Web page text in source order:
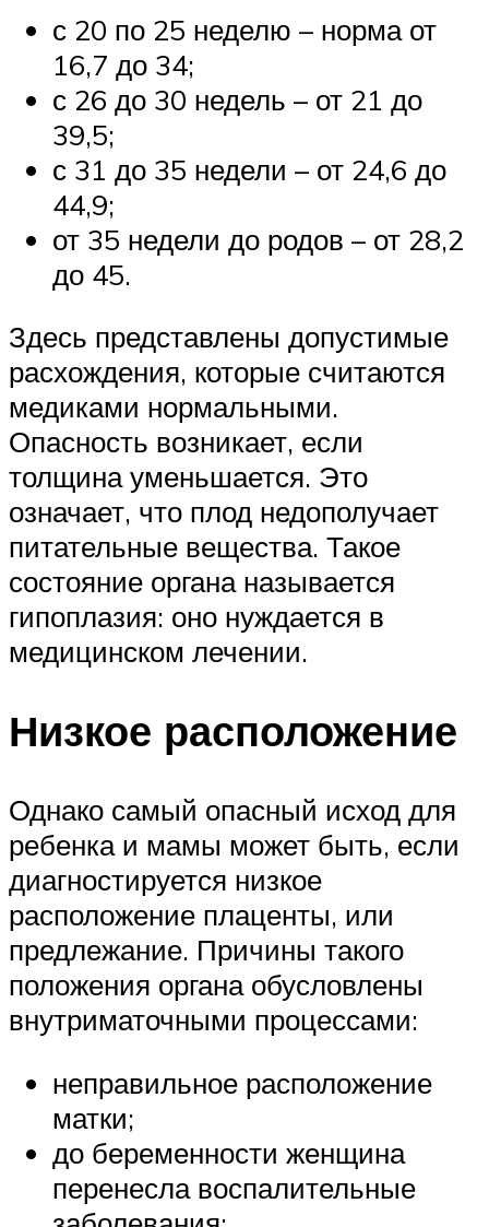
с 20 по 25 неделю – норма от
16,7 до 34;
с 26 до 30 недель – от 21 до
39,5;
с 31 до 35 недели – от 24,6 до
44,9;
от 35 недели до родов – от 28,2
до 45.
Здесь представлены допустимые
расхождения, которые считаются
медиками нормальными.
Опасность возникает, если
толщина уменьшается. Это
означает, что плод недополучает
питательные вещества. Такое
состояние органа называется
гипоплазия: оно нуждается в
медицинском лечении.
Низкое расположение
Однако самый опасный исход для
ребенка и мамы может быть, если
диагностируется низкое
расположение плаценты, или
предлежание. Причины такого
положения органа обусловлены
внутриматочными процессами:
неправильное расположение
матки;
до беременности женщина
перенесла воспалительные